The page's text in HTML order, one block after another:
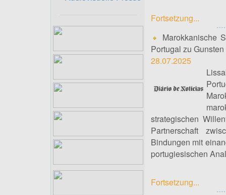
Fortsetzung...
Marokkanische
Portugal zu
28.07.2025
strategischen
Partnerschaft
Bindungen mit
portugiesischen
Fortsetzung...